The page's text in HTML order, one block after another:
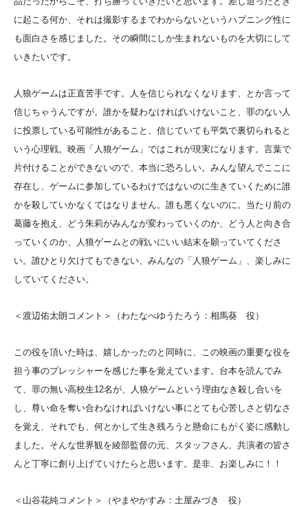
に起こる何か、それは撮影するまでわからないというハプニング性に
も面白さを感じました。その瞬間にしか生まれないものを大切にして
いきたいです。
人狼ゲームは正直苦手です。人を信じられなくなります、とか言って
信じちゃうんですが。誰かを疑わなければいけないこと、罪のない人
に投票している可能性があること、信じていても平気で裏切られると
いう心理戦。映画「人狼ゲーム」ではこれが現実になります。言葉で
片付けることができないので、本当に恐ろしい。みんな望んでここに
存在し、ゲームに参加しているわけではないのに生きていくために誰
かを殺していかなくてはなりません。誰も悪くないのに。当たり前の
葛藤を抱え、どう朱莉がみんなが変わっていくのか、どう人と向き合
っていくのか、人狼ゲームとの戦いにいい結末を願っていてくださ
い。誰ひとり欠けてもできない、みんなの「人狼ゲーム」、楽しみに
していてください。
＜渡辺佑太朗コメント＞（わたなべゆうたろう：相馬葵 役）
この役を頂いた時は、嬉しかったのと同時に、この映画の重要な役を
担う事のプレッシャーを感じた事を覚えています。 台本を読んでみ
て、罪の無い高校生12名が、人狼ゲームという理由なき殺し合いを
し、尊い命を奪い合わなければいけない事にとても心苦しさと切なさ
を覚え、それでも、何とかして生き残ろうと懸命にもがく姿に感動し
ました。そんな世界観を綾部監督の元、スタッフさん、共演者の皆さ
んと丁寧に創り上げていけたらと思います。是非、お楽しみに！！
＜山谷花純コメント＞（やまやかすみ：土屋みづき 役）